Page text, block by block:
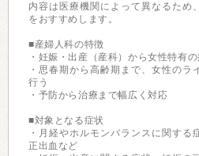
内容は医療機関によって異なるため
をおすすめします。
■産婦人科の特徴
・妊娠・出産（産科）から女性特有
・思春期から高齢期まで、女性のラ
行う
・予防から治療まで幅広く対応
■対象となる症状
・月経やホルモンバランスに関する
正出血など